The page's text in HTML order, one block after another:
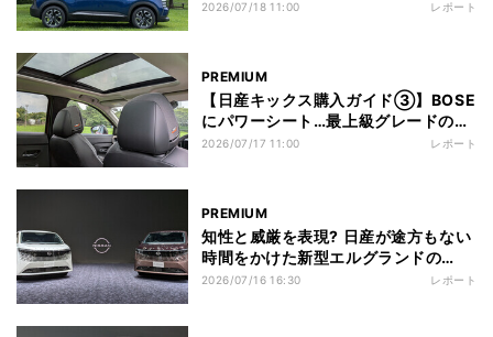
2026/07/18 11:00 レポート
PREMIUM
【日産キックス購入ガイド③】BOSE
にパワーシート…最上級グレードの装
備は価格差に見合うのか
2026/07/17 11:00 レポート
PREMIUM
知性と威厳を表現? 日産が途方もない
時間をかけた新型エルグランドの
「顔」
2026/07/16 16:30 レポート